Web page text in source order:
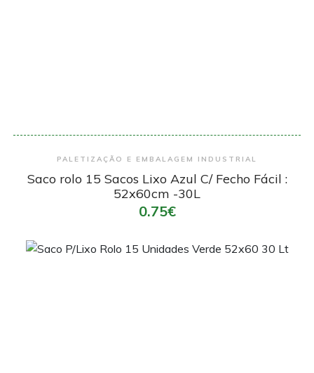
Encomendar
PALETIZAÇÃO E EMBALAGEM INDUSTRIAL
Saco rolo 15 Sacos Lixo Azul C/ Fecho Fácil :
52x60cm -30L
0.75€